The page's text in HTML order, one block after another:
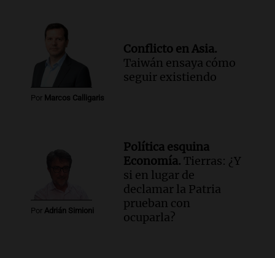
Por Marcos Calligaris
Conflicto en Asia.
Taiwán ensaya cómo
seguir existiendo
Por Adrián Simioni
Política esquina
Economía. Tierras: ¿Y
si en lugar de
declamar la Patria
prueban con
ocuparla?